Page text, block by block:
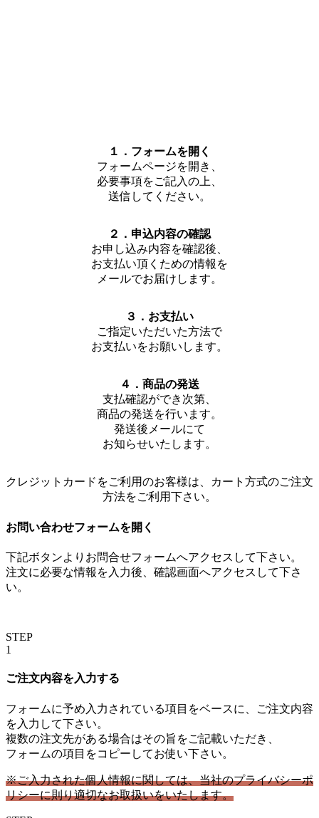
１．フォームを開く
フォームページを開き、
必要事項をご記入の上、
送信してください。
２．申込内容の確認
お申し込み内容を確認後、
お支払い頂くための情報を
メールでお届けします。
３．お支払い
ご指定いただいた方法で
お支払いをお願いします。
４．商品の発送
支払確認ができ次第、
商品の発送を行います。
発送後メールにて
お知らせいたします。
クレジットカードをご利用のお客様は、カート方式のご注文
方法をご利用下さい。
お問い合わせフォームを開く
下記ボタンよりお問合せフォームへアクセスして下さい。
注文に必要な情報を入力後、確認画面へアクセスして下さ
い。
STEP
1
ご注文内容を入力する
フォームに予め入力されている項目をベースに、ご注文内容
を入力して下さい。
複数の注文先がある場合はその旨をご記載いただき、
フォームの項目をコピーしてお使い下さい。
※ご入力された個人情報に関しては、当社のプライバシーポ
リシーに則り適切なお取扱いをいたします。